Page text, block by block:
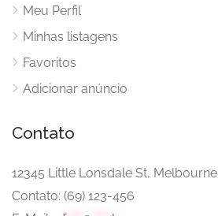
Meu Perfil
Minhas listagens
Favoritos
Adicionar anúncio
Contato
12345 Little Lonsdale St, Melbourne
Contato: (69) 123-456